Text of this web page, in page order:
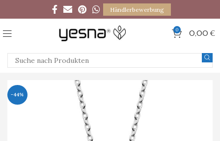
Händlerbewerbung
0 0,00 €
-44%